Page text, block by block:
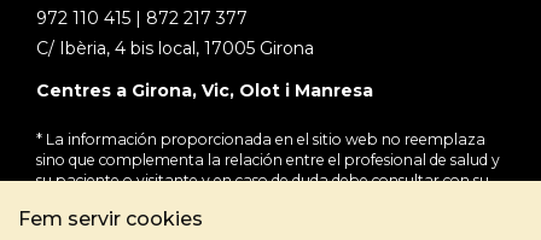
Fem servir cookies
972 110 415 | 872 217 377
C/ Ibèria, 4 bis local, 17005 Girona
Centres a Girona, Vic, Olot i Manresa
* La información proporcionada en el sitio web no reemplaza
sino que complementa la relación entre el profesional de salud y
su paciente o visitante y en caso de duda debe consultar con su